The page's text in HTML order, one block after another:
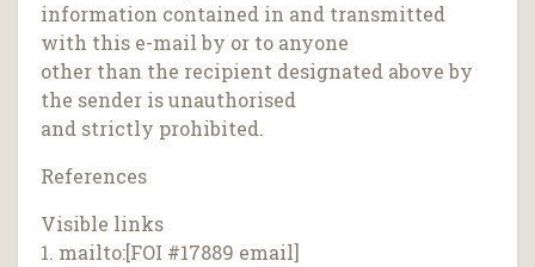
information contained in and transmitted
with this e-mail by or to anyone
other than the recipient designated above by
the sender is unauthorised
and strictly prohibited.
References
Visible links
1. mailto:[FOI #17889 email]